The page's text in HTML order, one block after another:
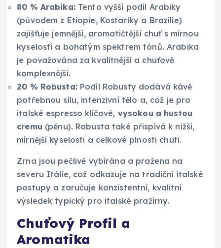
80 % Arabika:Tento vyšší podíl Arabiky
(původem z Etiopie, Kostariky a Brazílie)
zajišťuje jemnější, aromatičtější chuť s mírnou
kyselostí a bohatým spektrem tónů. Arabika
je považována za kvalitnější a chuťově
komplexnější.
20 % Robusta:Podíl Robusty dodává kávě
potřebnou sílu, intenzivní tělo a, což je pro
italské espresso klíčové, vysokou a hustou
cremu (pěnu). Robusta také přispívá k nižší,
mírnější kyselosti a celkové plnosti chuti.
Zrna jsou pečlivě vybírána a pražena na
severu Itálie, což odkazuje na tradiční italské
postupy a zaručuje konzistentní, kvalitní
výsledek typický pro italské pražírny.
Chuťový Profil a
Aromatika